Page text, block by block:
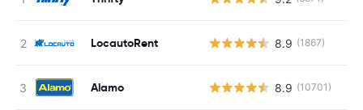
LocautoRent 8.9 (1867)
Alamo 8.9 (10701)